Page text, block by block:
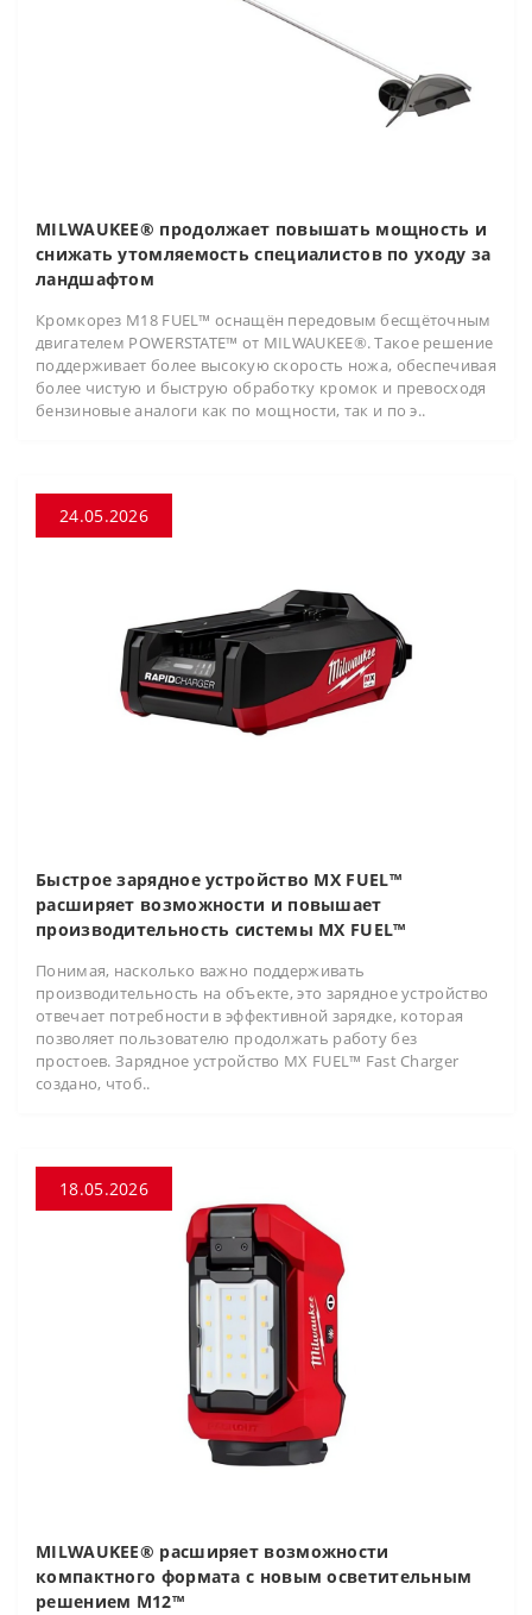
MILWAUKEE® продолжает повышать мощность и
снижать утомляемость специалистов по уходу за
ландшафтом
Кромкорез M18 FUEL™ оснащён передовым бесщёточным
двигателем POWERSTATE™ от MILWAUKEE®. Такое решение
поддерживает более высокую скорость ножа, обеспечивая
более чистую и быструю обработку кромок и превосходя
бензиновые аналоги как по мощности, так и по э..
24.05.2026
Быстрое зарядное устройство MX FUEL™
расширяет возможности и повышает
производительность системы MX FUEL™
Понимая, насколько важно поддерживать
производительность на объекте, это зарядное устройство
отвечает потребности в эффективной зарядке, которая
позволяет пользователю продолжать работу без
простоев. Зарядное устройство MX FUEL™ Fast Charger
создано, чтоб..
18.05.2026
MILWAUKEE® расширяет возможности
компактного формата с новым осветительным
решением M12™